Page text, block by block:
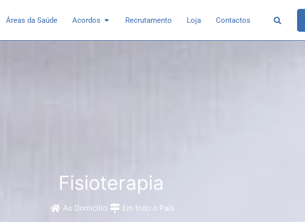
Especialidades
Áreas da Saúde Acordos Open Acordos
Recrutamento Loja Contactos
Fisioterapia
Ao Domicílio Em todo o País